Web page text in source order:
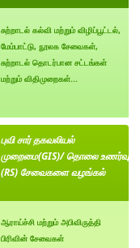
சுற்றாடல் கல்வி மற்றும் விழிப்பூட்டல்,
மேம்பாட்டு, நூலக சேவைகள்,
சுற்றாடல் தொடர்பான சட்டங்கள்
மற்றும் விதிமுறைகள்...
புவி சார் தகவலியல்
முறைமை(GIS)/ தொலை உணர்வு
(RS) சேவைகளை வழங்கல்
ஆராய்ச்சி மற்றும் அபிவிருத்தி
பிரிவின் சேவைகள்